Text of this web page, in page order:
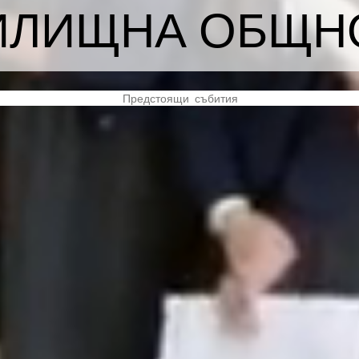
Предстоящи събития